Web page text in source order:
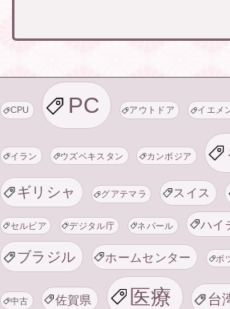
CPU PC アウトドア イエメ
イラン ウズベキスタン カンボジア
ギリシャ グアテマラ スイス
セルビア デジタル庁 ネパール ハイ
ブラジル ホームセンター ボ
中古 佐賀県 医療 台